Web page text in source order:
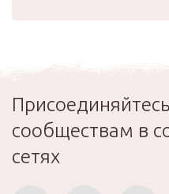
сообществам в
сетях